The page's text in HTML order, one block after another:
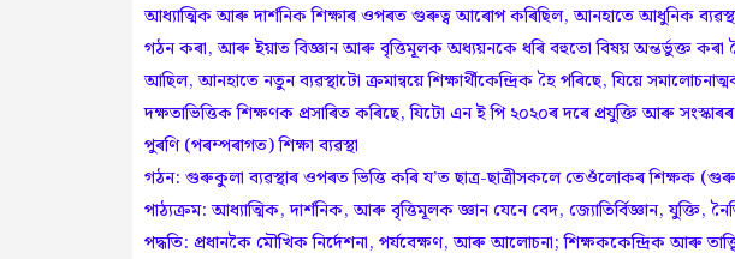
আধ্যাত্মিক আৰু দাৰ্শনিক শিক্ষাৰ ওপৰত গুৰুত্ব আৰোপ কৰিছিল, আনহাতে আধুনিক
গঠন কৰা, আৰু ইয়াত বিজ্ঞান আৰু বৃত্তিমূলক অধ্যয়নকে ধৰি বহুতো বিষয় অন্তৰ্ভুক্ত কৰা
আছিল, আনহাতে নতুন ব্যৱস্থাটো ক্ৰমান্বয়ে শিক্ষাৰ্থীকেন্দ্ৰিক হৈ পৰিছে, যিয়ে
দক্ষতাভিত্তিক শিক্ষণক প্ৰসাৰিত কৰিছে, যিটো এন ই পি ২০২০ৰ দৰে প্ৰযুক্তি আৰু সংস্কাৰৰ
পুৰণি (পৰম্পৰাগত) শিক্ষা ব্যৱস্থা
গঠন: গুৰুকুলা ব্যৱস্থাৰ ওপৰত ভিত্তি কৰি য’ত ছাত্ৰ-ছাত্ৰীসকলে তেওঁলোকৰ শিক্ষক
পাঠ্যক্ৰম: আধ্যাত্মিক, দাৰ্শনিক, আৰু বৃত্তিমূলক জ্ঞান যেনে বেদ, জ্যোতিৰ্বিজ্ঞান, যুক্তি,
পদ্ধতি: প্ৰধানকৈ মৌখিক নিৰ্দেশনা, পৰ্যবেক্ষণ, আৰু আলোচনা; শিক্ষককেন্দ্ৰিক আৰু